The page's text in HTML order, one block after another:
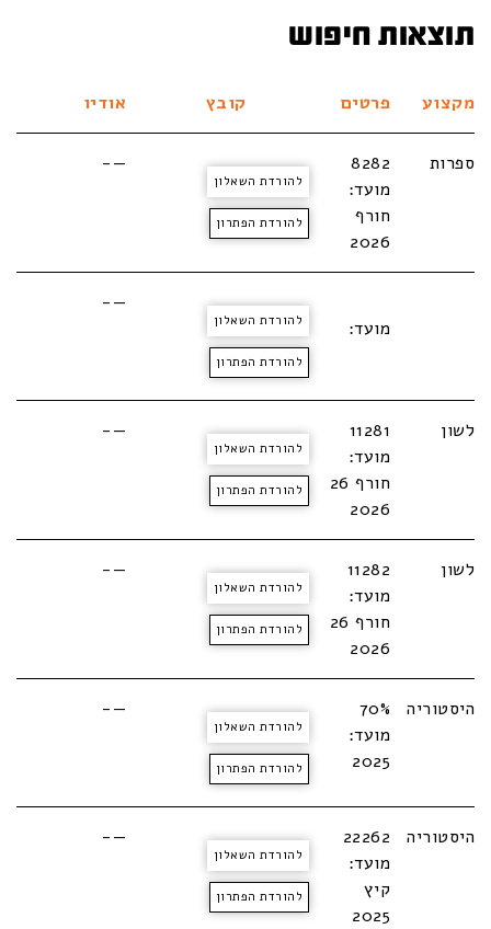
תוצאות חיפוש
מקצוע פרטים קובץ אודיו
ספרות
8282
מועד:
חורף
2026
להורדת השאלון
להורדת הפתרון
—-
מועד: להורדת השאלון
להורדת הפתרון
—-
לשון
11281
מועד:
חורף 26
2026
להורדת השאלון
להורדת הפתרון
—-
לשון
11282
מועד:
חורף 26
2026
להורדת השאלון
להורדת הפתרון
—-
היסטוריה
70%
מועד:
2025
להורדת השאלון
להורדת הפתרון
—-
היסטוריה
22262
מועד:
קיץ
2025
להורדת השאלון
להורדת הפתרון
—-